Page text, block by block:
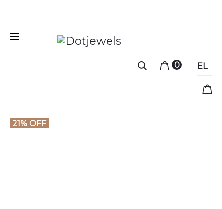
Free shipping for orders over 39 €
0 EL
21% OFF